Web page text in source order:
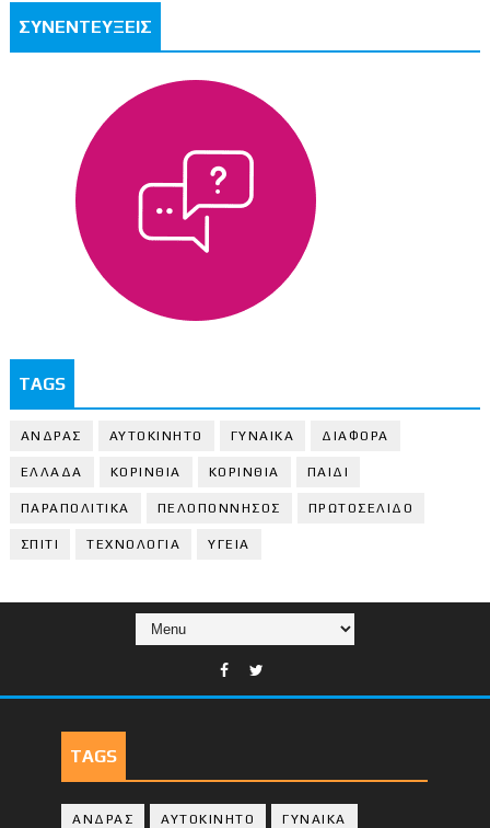
ΣΥΝΕΝΤΕΥΞΕΙΣ
TAGS
ΑΝΔΡΑΣ ΑΥΤΟΚΙΝΗΤΟ ΓΥΝΑΙΚΑ ΔΙΑΦΟΡΑ
ΕΛΛΑΔΑ ΚΟΡΙΝΘΙΑ ΚΟΡΙΝΘΙA ΠΑΙΔΙ
ΠΑΡΑΠΟΛΙΤΙΚΑ ΠΕΛΟΠΟΝΝΗΣΟΣ ΠΡΩΤΟΣΕΛΙΔΟ
ΣΠΙΤΙ ΤΕΧΝΟΛΟΓΙΑ ΥΓΕΙΑ
TAGS
ΑΝΔΡΑΣ ΑΥΤΟΚΙΝΗΤΟ ΓΥΝΑΙΚΑ